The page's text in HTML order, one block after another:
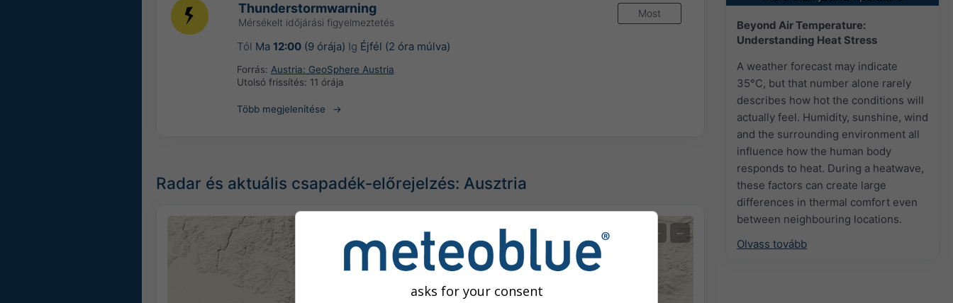
Beyond Air Temperature:
Understanding Heat Stress
A weather forecast may indicate
35°C, but that number alone rarely
describes how hot the conditions will
actually feel. Humidity, sunshine, wind
and the surrounding environment all
influence how the human body
responds to heat. During a heatwave,
these factors can create large
differences in thermal comfort even
between neighbouring locations.
Olvass tovább
Thunderstormwarning
Mérsékelt időjárási figyelmeztetés
Most
Tól Ma 12:00(9 órája) Ig Éjfél (2 óra múlva)
Forrás: Austria: GeoSphere Austria
Utolsó frissítés: 11 órája
Több megjelenítése
Radar és aktuális csapadék-előrejelzés: Ausztria
© + −
asks for your consent